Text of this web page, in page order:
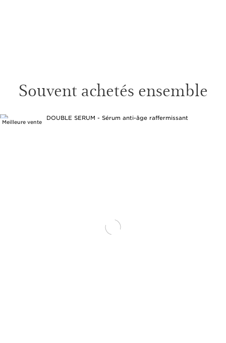
tous les types de peau.
Souvent achetés ensemble
ALLER AU CONTENU
Meilleure vente